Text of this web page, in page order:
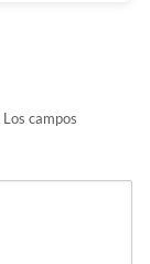
Los campos